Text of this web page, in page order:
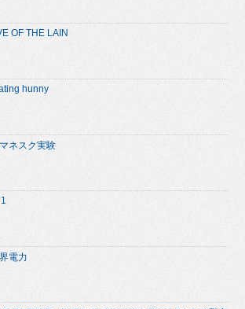
OF THE LAIN
hunny
ネスク実験
電力